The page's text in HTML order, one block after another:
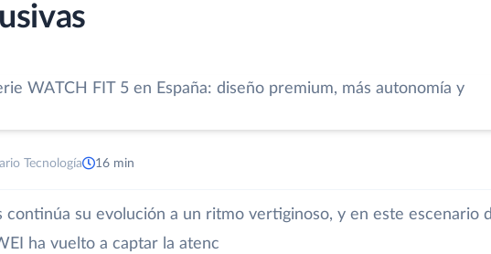
Tecnología 16 min
continúa su evolución a un ritmo vertiginoso, y en este escenario
ha vuelto a captar la atenc